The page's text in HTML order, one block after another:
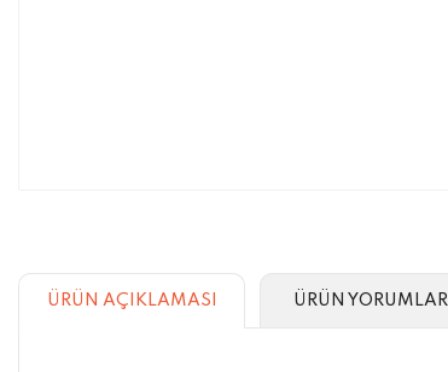
ÜRÜN AÇIKLAMASI ÜRÜN YORUMLARI